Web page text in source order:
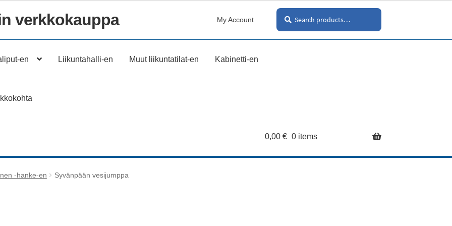
verkkokauppa My Account
Search
for:
Search
en Liikuntahalli-en Muut liikuntatilat-en Kabinetti-en
0,00 € 0 items
-hanke-en Syvänpään vesijumppa